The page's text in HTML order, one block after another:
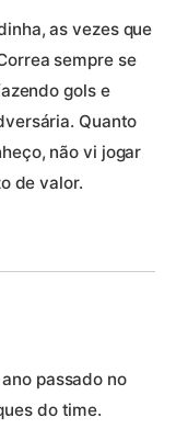
as vezes que
sempre se
gols e
Quanto
não vi jogar
de valor.
passado no
do time.